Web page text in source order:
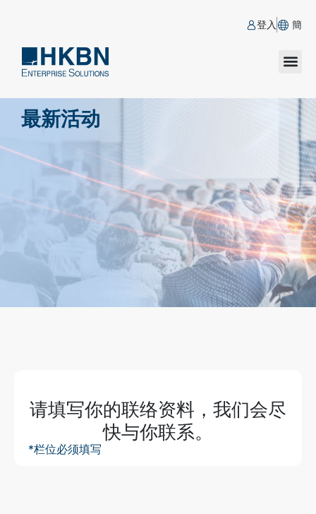
登入 簡
最新活动
请填写你的联络资料，我们会尽
快与你联系。
*栏位必须填写